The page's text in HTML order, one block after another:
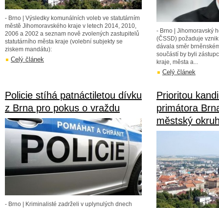
- Brno | Výsledky komunálních voleb ve statutárním
městě Jihomoravského kraje v letech 2014, 2010,
2006 a 2002 a seznam nově zvolených zastupitelů
statutárního města kraje (volební subjekty se
ziskem mandátu):
Celý článek
- Brno | Jihomoravský
(ČSSD) požaduje
dávala směr
součástí by byli
kraje, města a...
Celý článek
Policie stíhá patnáctiletou dívku
z Brna pro pokus o vraždu
- Brno | Kriminalisté zadrželi v uplynulých dnech
Prioritou
primátora
městský